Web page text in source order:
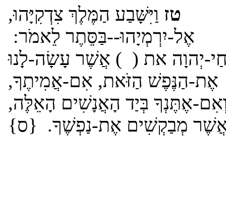
טז וַיִּשָּׁבַע הַמֶּלֶךְ צִדְקִיָּהוּ,
אֶל-יִרְמְיָהוּ--בַּסֵּתֶר לֵאמֹר:
יְהוָה את ( ) אֲשֶׁר עָשָׂה-לָנוּ
אֶת-הַנֶּפֶשׁ הַזֹּאת, אִם-אֲמִיתֶךָ,
אֶתֶּנְךָ בְּיַד הָאֲנָשִׁים הָאֵלֶּה,
מְבַקְשִׁים אֶת-נַפְשֶׁךָ. {ס}